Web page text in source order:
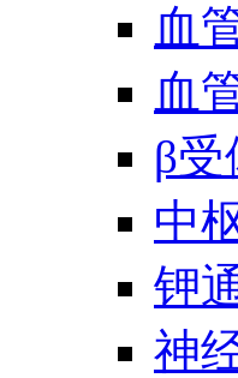
血
血
β
中
钾
神